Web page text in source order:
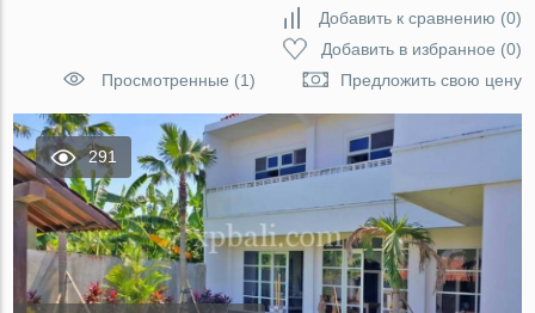
Добавить к сравнению (0)
Добавить в избранное (0)
Просмотренные (1)
Предложить свою цену
291